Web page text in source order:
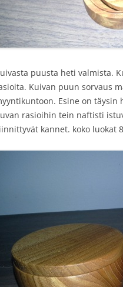
puusta heti valmista.
Kuivan puun sorvaus
Esine on täysin
rasioihin tein naftisti
kannet. koko luokat